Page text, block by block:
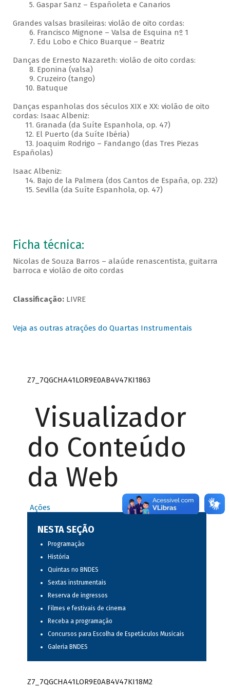
5. Gaspar Sanz – Españoleta e Canarios
Grandes valsas brasileiras: violão de oito cordas:
6. Francisco Mignone – Valsa de Esquina nº 1
7. Edu Lobo e Chico Buarque – Beatriz
Danças de Ernesto Nazareth: violão de oito cordas:
8. Eponina (valsa)
9. Cruzeiro (tango)
10. Batuque
Danças espanholas dos séculos XIX e XX: violão de oito
cordas: Isaac Albeniz:
11. Granada (da Suíte Espanhola, op. 47)
12. El Puerto (da Suíte Ibéria)
13. Joaquim Rodrigo – Fandango (das Tres Piezas
Españolas)
Isaac Albeniz:
14. Bajo de la Palmera (dos Cantos de España, op. 232)
15. Sevilla (da Suíte Espanhola, op. 47)
Ficha técnica:
Nicolas de Souza Barros – alaúde renascentista, guitarra
barroca e violão de oito cordas
Classificação:LIVRE
Veja as outras atrações do Quartas Instrumentais
Z7_7QGCHA41LOR9E0AB4V47KI1863
Visualizador
do Conteúdo
da Web
Ações
NESTA SEÇÃO
Programação
História
Quintas no BNDES
Sextas instrumentais
Reserva de ingressos
Filmes e festivais de cinema
Receba a programação
Concursos para Escolha de Espetáculos Musicais
Galeria BNDES
Z7_7QGCHA41LOR9E0AB4V47KI18M2